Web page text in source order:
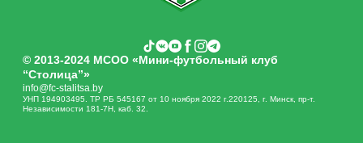
© 2013-2024 МСОО «Мини-футбольный клуб
“Столица”»
info@fc-stalitsa.by
УНП 194903495. ТР РБ 545167 от 10 ноября 2022 г.220125, г. Минск, пр-т.
Независимости 181-7Н, каб. 32.